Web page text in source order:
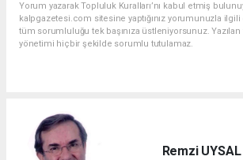
Yorum yazarak Topluluk Kuralları’nı kabul etmiş
kalpgazetesi.com sitesine yaptığınız yorumunuzla ilgili
tüm sorumluluğu tek başınıza üstleniyorsunuz.
yönetimi hiçbir şekilde sorumlu tutulamaz.
Remzi UYSAL